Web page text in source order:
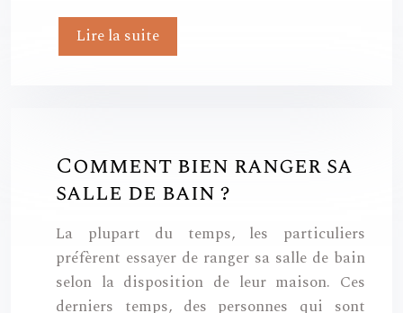
Lire la suite
Comment bien ranger sa
salle de bain ?
La plupart du temps, les particuliers
préfèrent essayer de ranger sa salle de bain
selon la disposition de leur maison. Ces
derniers temps, des personnes qui sont